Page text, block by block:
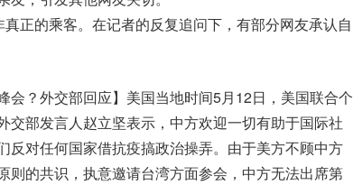
正的乘客。在记者的反复追问下，有部分网友承认自
会？外交部回应】美国当地时间5月12日，美国联合个
交部发言人赵立坚表示，中方欢迎一切有助于国际社
反对任何国家借抗疫搞政治操弄。由于美方不顾中方
则的共识，执意邀请台湾方面参会，中方无法出席第